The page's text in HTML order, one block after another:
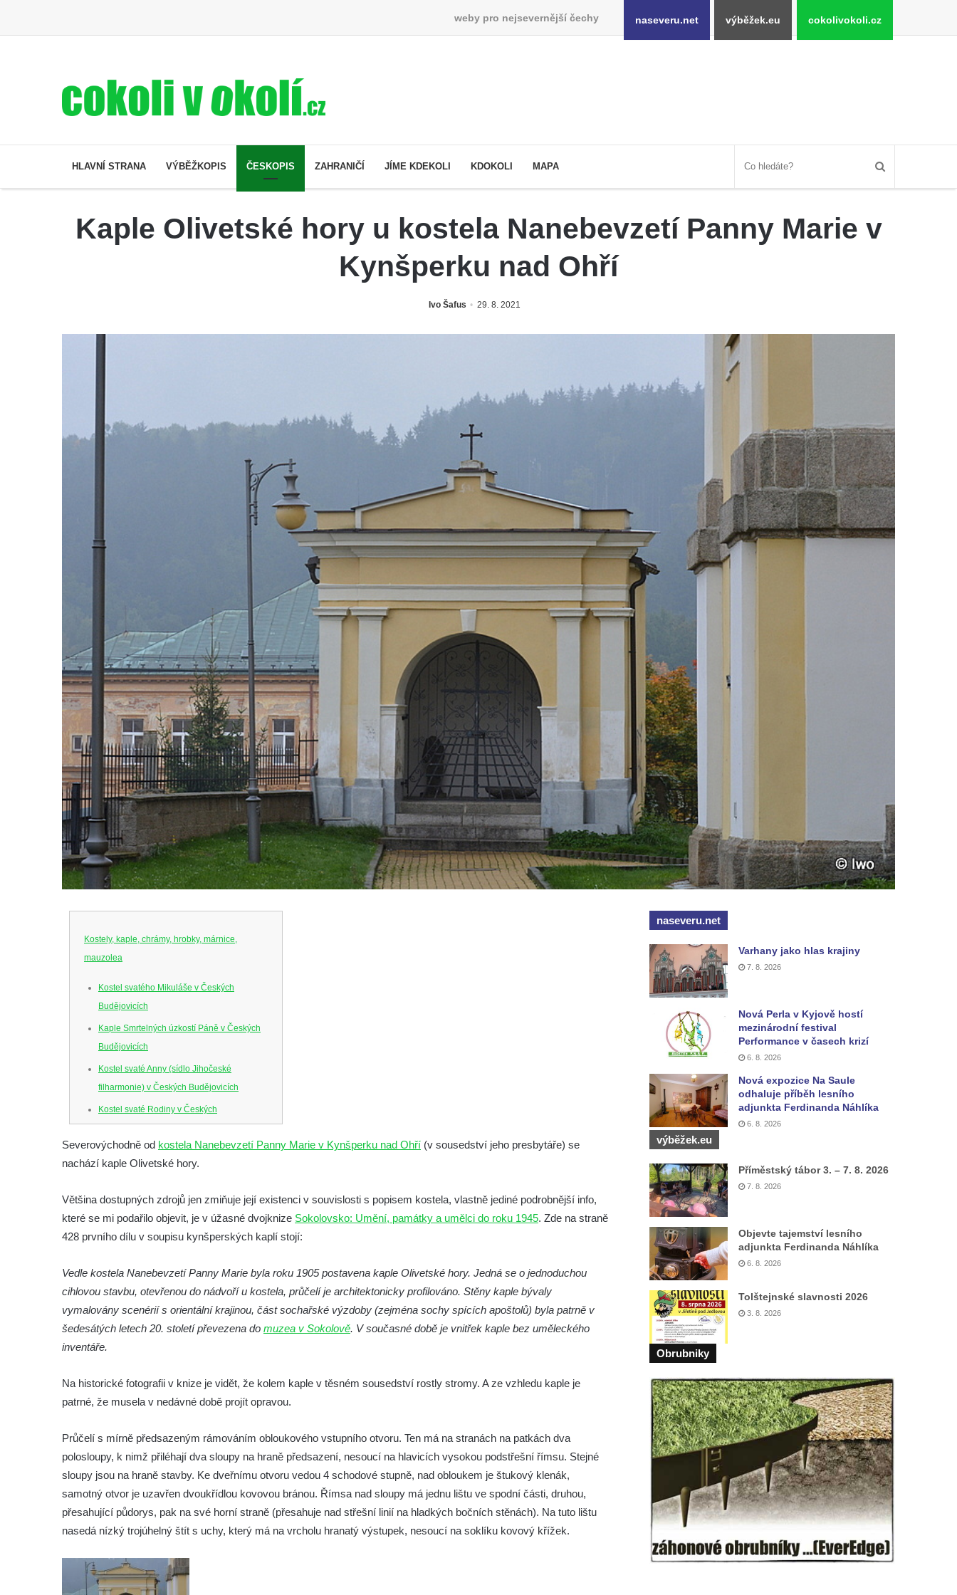
weby pro nejsevernější čechy naseveru.net výběžek.eu cokolivokoli.cz
HLAVNÍ STRANA VÝBĚŽKOPIS ČESKOPIS ZAHRANIČÍ JÍME KDEKOLI KDOKOLI MAPA
Kaple Olivetské hory u kostela Nanebevzetí Panny Marie v
Kynšperku nad Ohří
Ivo Šafus 29. 8. 2021
Kostely, kaple, chrámy, hrobky, márnice,
mauzolea
Kostel svatého Mikuláše v Českých
Budějovicích
Kaple Smrtelných úzkostí Páně v Českých
Budějovicích
Kostel svaté Anny (sídlo Jihočeské
filharmonie) v Českých Budějovicích
Kostel svaté Rodiny v Českých
Budějovicích
Kostel Obětování Panny Marie u kláštera
dominikánů v Českých Budějovicích
Kaple na křižovatce ulic Budějovická a
Dělnická v Kamenném Újezdě
náměstí J. V. Kamarýta ve Velešíně
Kaple na hřbitově ve Velešíně
Márnice na hřbitově ve Velešíně
Kostel svatého Václava ve Velešíně
Kostel svatého Ducha v poutním areálu
Římov
hrob
Křížová cesta Římov – XXIV. kaple – Pieta
Křížová cesta Římov – XXII. kaple – Šimon
Křížová cesta Římov – XXI. kaple –
Popravní brána
Severovýchodně od kostela Nanebevzetí Panny Marie v Kynšperku nad Ohří (v sousedství jeho presbytáře) se
nachází kaple Olivetské hory.
Většina dostupných zdrojů jen zmiňuje její existenci v souvislosti s popisem kostela, vlastně jediné podrobnější info,
které se mi podařilo objevit, je v úžasné dvojknize Sokolovsko: Umění, památky a umělci do roku 1945. Zde na straně
428 prvního dílu v soupisu kynšperských kaplí stojí:
Vedle kostela Nanebevzetí Panny Marie byla roku 1905 postavena kaple Olivetské hory. Jedná se o jednoduchou
cihlovou stavbu, otevřenou do nádvoří u kostela, průčelí je architektonicky profilováno. Stěny kaple bývaly
vymalovány scenérií s orientální krajinou, část sochařské výzdoby (zejména sochy spících apoštolů) byla patrně v
šedesátých letech 20. století převezena do muzea v Sokolově. V současné době je vnitřek kaple bez uměleckého
inventáře.
Na historické fotografii v knize je vidět, že kolem kaple v těsném sousedství rostly stromy. A ze vzhledu kaple je
patrné, že musela v nedávné době projít opravou.
Průčelí s mírně předsazeným rámováním obloukového vstupního otvoru. Ten má na stranách na patkách dva
polosloupy, k nimž přiléhají dva sloupy na hraně předsazení, nesoucí na hlavicích vysokou podstřešní římsu. Stejné
sloupy jsou na hraně stavby. Ke dveřnímu otvoru vedou 4 schodové stupně, nad obloukem je štukový klenák,
samotný otvor je uzavřen dvoukřídlou kovovou bránou. Římsa nad sloupy má jednu lištu ve spodní části, druhou,
přesahující půdorys, pak na své horní straně (přesahuje nad střešní linií na hladkých bočních stěnách). Na tuto lištu
nasedá nízký trojúhelný štít s uchy, který má na vrcholu hranatý výstupek, nesoucí na soklíku kovový křížek.
naseveru.net
Varhany jako hlas krajiny
7. 8. 2026
Nová Perla v Kyjově hostí
mezinárodní festival
Performance v časech krizí
6. 8. 2026
Nová expozice Na Saule
odhaluje příběh lesního
adjunkta Ferdinanda Náhlíka
6. 8. 2026
výběžek.eu
Příměstský tábor 3. – 7. 8. 2026
7. 8. 2026
Objevte tajemství lesního
adjunkta Ferdinanda Náhlíka
6. 8. 2026
Tolštejnské slavnosti 2026
3. 8. 2026
Obrubniky